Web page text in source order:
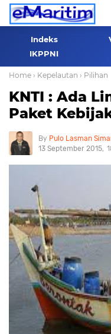
Indeks
IKPPNI
Home › Kepelautan › Pilihan
KNTI : Ada
Paket
Pulo Lasman
13 September 2015